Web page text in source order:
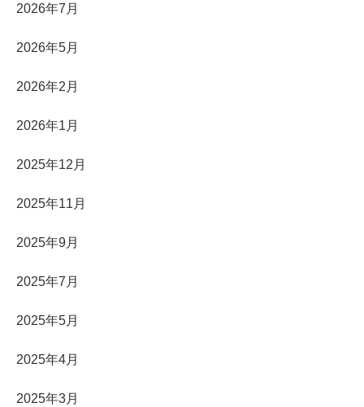
2026年7月
2026年5月
2026年2月
2026年1月
2025年12月
2025年11月
2025年9月
2025年7月
2025年5月
2025年4月
2025年3月